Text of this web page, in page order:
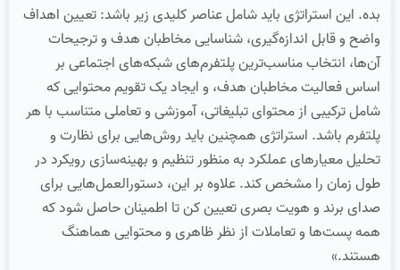
بده. این استراتژی باید شامل عناصر کلیدی زیر باشد: تعیین اهداف
واضح و قابل اندازه‌گیری، شناسایی مخاطبان هدف و ترجیحات
آن‌ها، انتخاب مناسب‌ترین پلتفرم‌های شبکه‌های اجتماعی بر
اساس فعالیت مخاطبان هدف، و ایجاد یک تقویم محتوایی که
شامل ترکیبی از محتوای تبلیغاتی، آموزشی و تعاملی متناسب با هر
پلتفرم باشد. استراتژی همچنین باید روش‌هایی برای نظارت و
تحلیل معیارهای عملکرد به منظور تنظیم و بهینه‌سازی رویکرد در
طول زمان را مشخص کند. علاوه بر این، دستورالعمل‌هایی برای
صدای برند و هویت بصری تعیین کن تا اطمینان حاصل شود که
همه پست‌ها و تعاملات از نظر ظاهری و محتوایی هماهنگ
هستند.»